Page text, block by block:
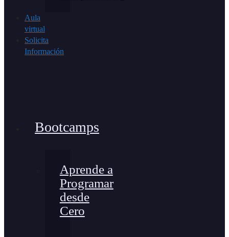
Aula
virtual
Solicita
Información
Bootcamps
Aprende a
Programar
desde
Cero